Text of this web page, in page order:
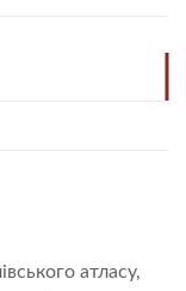
атласу,